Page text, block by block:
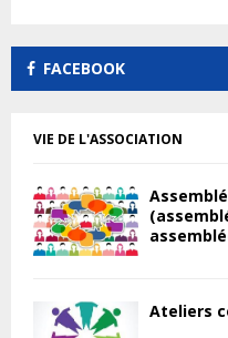
FACEBOOK
VIE DE L'ASSOCIATION
Ateliers